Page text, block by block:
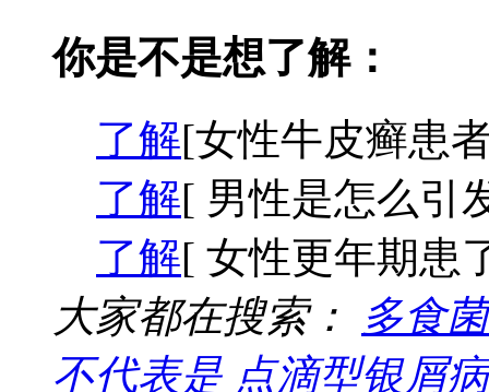
你是不是想了解：
了解[女性牛皮癣患
了解[ 男性是怎么引
了解[ 女性更年期患
大家都在搜索：
多食
不代表是 点滴型银屑